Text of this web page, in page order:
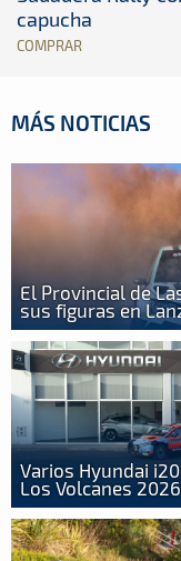
capucha
COMPRAR
MÁS NOTICIAS
El Provincial de
sus figuras en
Varios Hyundai
Los Volcanes 2026